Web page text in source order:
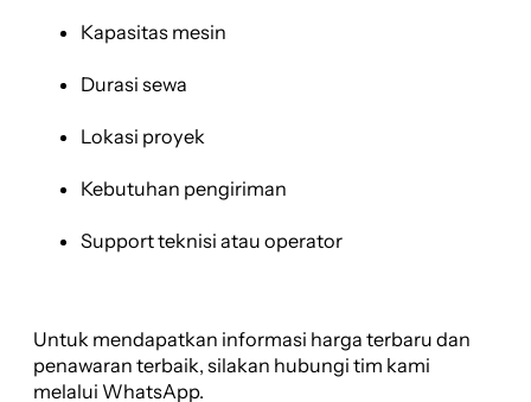
Kapasitas mesin
Durasi sewa
Lokasi proyek
Kebutuhan pengiriman
Support teknisi atau operator
Untuk mendapatkan informasi harga terbaru dan
penawaran terbaik, silakan hubungi tim kami
melalui WhatsApp.